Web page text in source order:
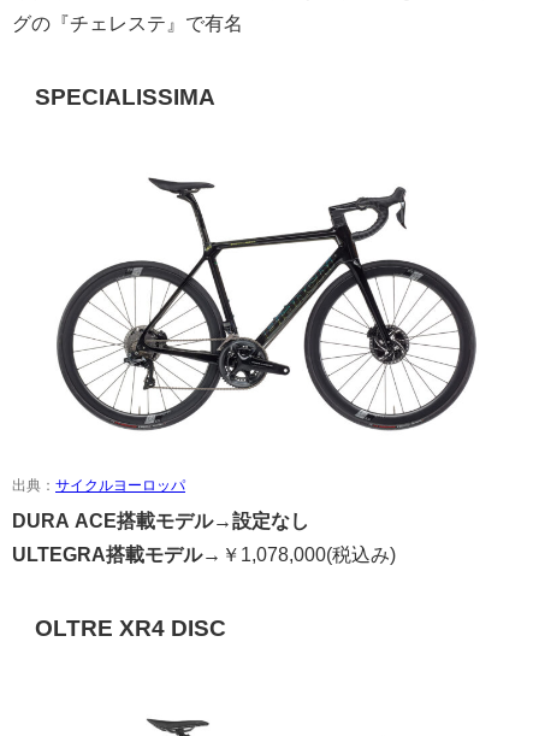
グの『チェレステ』で有名
SPECIALISSIMA
出典： サイクルヨーロッパ
DURA ACE搭載モデル→設定なし
ULTEGRA搭載モデル→ ￥ 1,078,000(税込み)
OLTRE XR4 DISC